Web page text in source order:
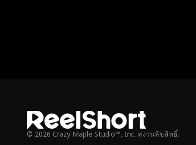
© 2026 Crazy Maple Studio™, Inc. สงวนลิขสิทธิ์.